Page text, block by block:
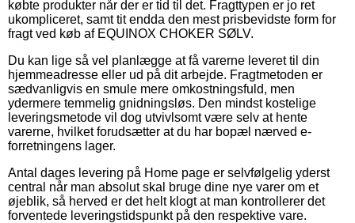
købte produkter når der er tid til det. Fragttypen er jo ret
ukompliceret, samt tit endda den mest prisbevidste form for
fragt ved køb af EQUINOX CHOKER SØLV.
Du kan lige så vel planlægge at få varerne leveret til din
hjemmeadresse eller ud på dit arbejde. Fragtmetoden er
sædvanligvis en smule mere omkostningsfuld, men
ydermere temmelig gnidningsløs. Den mindst kostelige
leveringsmetode vil dog utvivlsomt være selv at hente
varerne, hvilket forudsætter at du har bopæl nærved e-
forretningens lager.
Antal dages levering på Home page er selvfølgelig yderst
central når man absolut skal bruge dine nye varer om et
øjeblik, så herved er det helt klogt at man kontrollerer det
forventede leveringstidspunkt på den respektive vare.